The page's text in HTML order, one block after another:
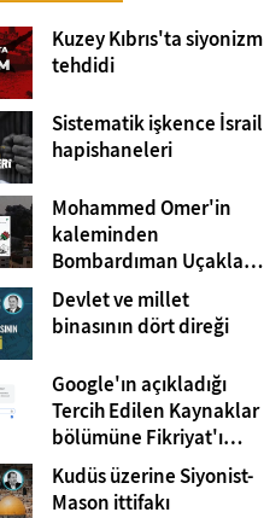
Kuzey Kıbrıs'ta siyonizm
tehdidi
Sistematik işkence İsrail
hapishaneleri
Mohammed Omer'in
kaleminden
Bombardıman Uçakları
ve Tanklar Arasında
Gazze
Devlet ve millet
binasının dört direği
Google'ın açıkladığı
Tercih Edilen Kaynaklar
bölümüne Fikriyat'ı
eklemeyi unutmayın!
Kudüs üzerine Siyonist-
Mason ittifakı